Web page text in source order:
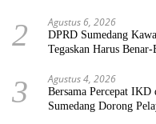
2 Agustus 6, 2026
DPRD Sumedang
Tegaskan Harus
3 Agustus 4, 2026
Bersama Percepat IKD
Sumedang Dorong